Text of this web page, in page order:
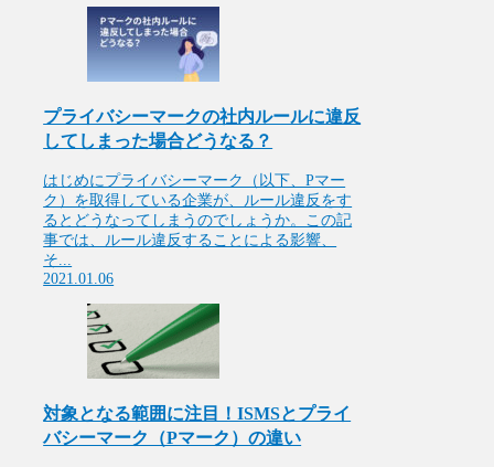
プライバシーマークの社内ルールに違反
してしまった場合どうなる？
はじめにプライバシーマーク（以下、Pマー
ク）を取得している企業が、ルール違反をす
るとどうなってしまうのでしょうか。この記
事では、ルール違反することによる影響、
そ...
2021.01.06
対象となる範囲に注目！ISMSとプライ
バシーマーク（Pマーク）の違い